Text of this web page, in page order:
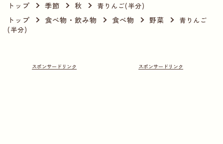
トップ 季節 秋 青りんご(半分)
トップ 食べ物・飲み物 食べ物 野菜
青りんご
(半分)